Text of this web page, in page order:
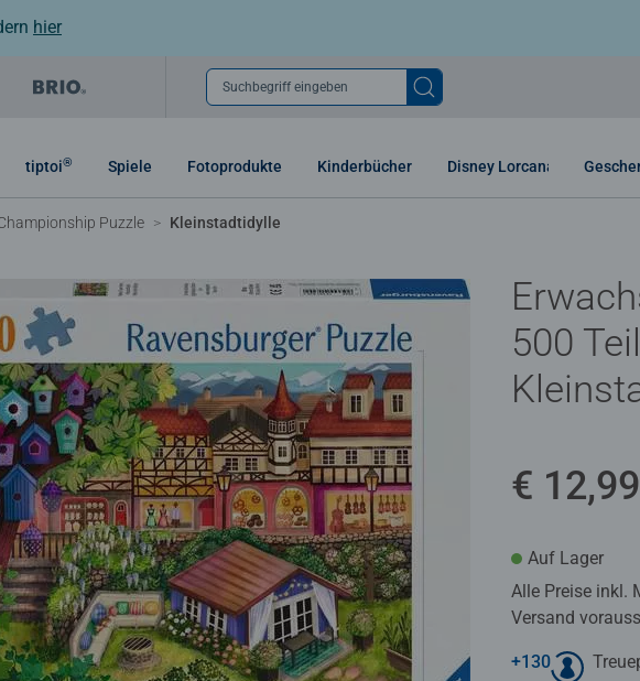
hier
Suchbegriff eingeben
tiptoi® Spiele Fotoprodukte Kinderbücher Disney Lorcana
Puzzle Kleinstadtidylle
500
€ 12,99
Auf Lager
Alle Preise inkl.
Versand
+130